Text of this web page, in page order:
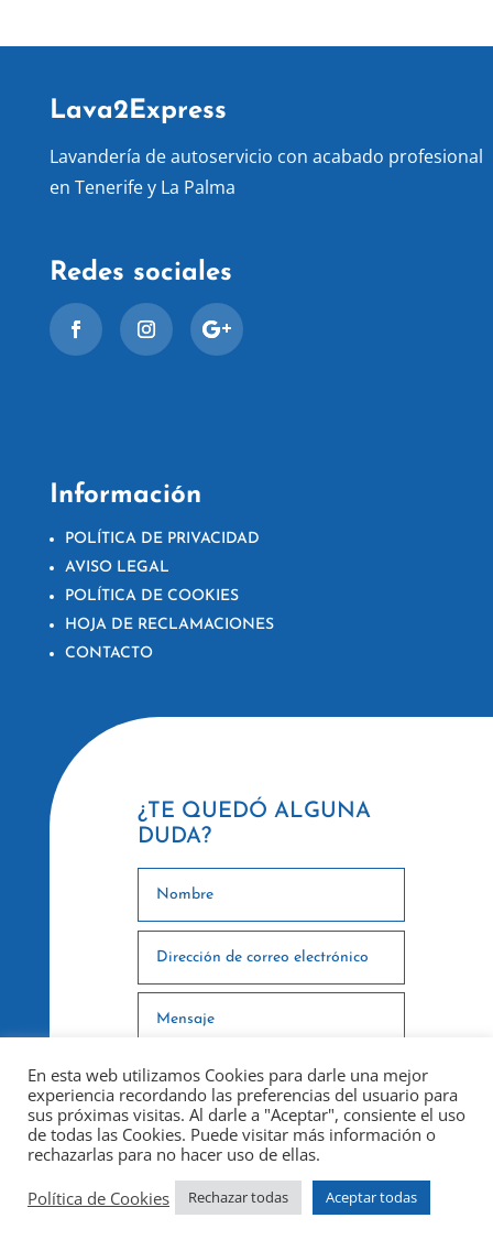
Lava2Express
Lavandería de autoservicio con acabado profesional
en Tenerife y La Palma
Redes sociales
Información
POLÍTICA DE PRIVACIDAD
AVISO LEGAL
POLÍTICA DE COOKIES
HOJA DE RECLAMACIONES
CONTACTO
¿TE QUEDÓ ALGUNA
DUDA?
ENVIAR
En esta web utilizamos Cookies para darle una mejor
experiencia recordando las preferencias del usuario para
sus próximas visitas. Al darle a "Aceptar", consiente el uso
de todas las Cookies. Puede visitar más información o
rechazarlas para no hacer uso de ellas.
Política de Cookies
Rechazar todas Aceptar todas